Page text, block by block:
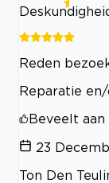
Reden
Reparatie
Beveelt aan
23
Ton Den